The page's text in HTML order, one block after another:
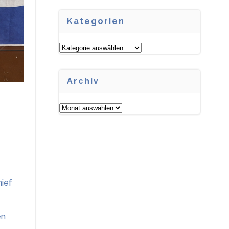
Kategorien
Kategorien
Archiv
Archiv